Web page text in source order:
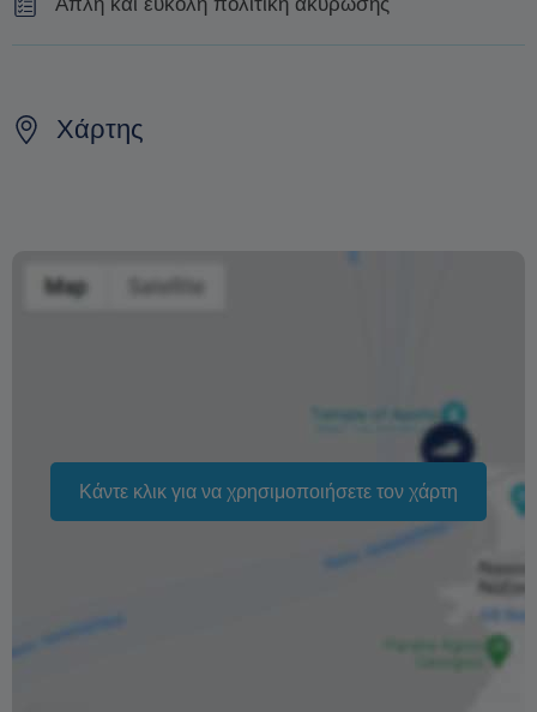
αναχώρηση
αναχώρηση δεν υπάρχει καμία χρέωση. Θα σάς
τη διαθεσιμότητα και δεν μπορεί να εγγυηθεί. Οι τιμές
ενδέχεται επίσης να διαφέρουν ανάλογα με την περίοδο.
Η φράση «Δωρεάν ακύρωση» σημαίνει ότι δεν υπάρχει
επιπλέον χρέωση από εμάς για την επεξεργασία
Χάρτης
Κάντε κλικ για να χρησιμοποιήσετε τον χάρτη